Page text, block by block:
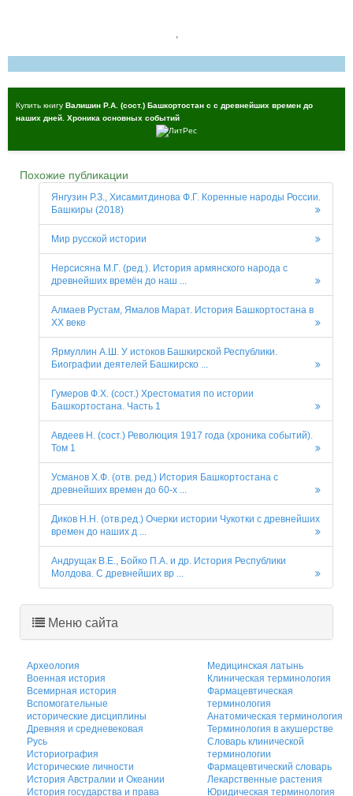
,
Купить книгу Валишин Р.А. (сост.) Башкортостан с с древнейших времен до
наших дней. Хроника основных событий
Похожие публикации
Янгузин Р.З., Хисамитдинова Ф.Г. Коренные народы России.
Башкиры (2018)
Мир русской истории
Нерсисяна М.Г. (ред.). История армянского народа с
древнейших времён до наш ...
Алмаев Рустам, Ямалов Марат. История Башкортостана в
ХХ веке
Ярмуллин А.Ш. У истоков Башкирской Республики.
Биографии деятелей Башкирско ...
Гумеров Ф.Х. (сост.) Хрестоматия по истории
Башкортостана. Часть 1
Авдеев Н. (сост.) Революция 1917 года (хроника событий).
Том 1
Усманов Х.Ф. (отв. ред.) История Башкортостана с
древнейших времен до 60-х ...
Диков Н.Н. (отв.ред.) Очерки истории Чукотки с древнейших
времен до наших д ...
Андрущак В.Е., Бойко П.А. и др. История Республики
Молдова. С древнейших вр ...
Меню сайта
Археология
Военная история
Всемирная история
Вспомогательные
исторические дисциплины
Древняя и средневековая
Русь
Историография
Исторические личности
История Австралии и Океании
История государства и права
Медицинская латынь
Клиническая терминология
Фармацевтическая
терминология
Анатомическая терминология
Терминология в акушерстве
Словарь клинической
терминологии
Фармацевтический словарь
Лекарственные растения
Юридическая терминология